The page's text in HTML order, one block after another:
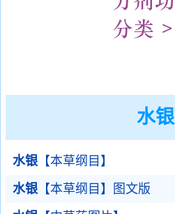
水银
水银【本草纲目】
水银【本草纲目】图文版